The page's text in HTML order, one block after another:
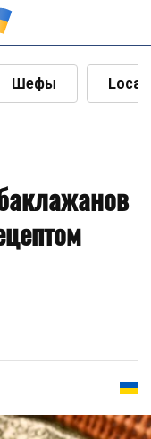
Шефы Local